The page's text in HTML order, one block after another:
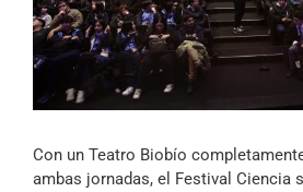
Música
Especiales
Archivo Sonoro
Con un Teatro Biobío
ambas jornadas, el Festival Ciencia